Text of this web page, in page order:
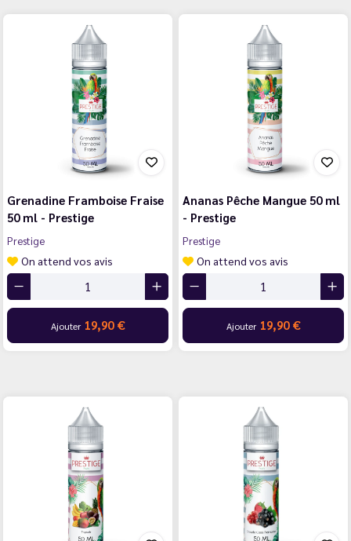
Grenadine Framboise Fraise
50 ml - Prestige
Prestige
On attend vos avis
Ajouter 19,90 €
Ananas Pêche Mangue 50 ml
- Prestige
Prestige
On attend vos avis
Ajouter 19,90 €